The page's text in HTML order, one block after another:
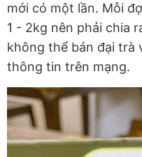
mới có một lần. Mỗi
1 - 2kg nên phải chia
không thể bán đại trà
thông tin trên mạng.